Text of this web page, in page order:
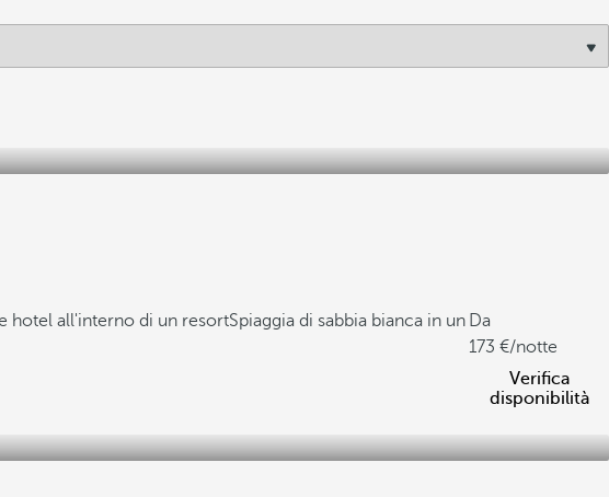
hotel all'interno di un resortSpiaggia di sabbia bianca in un Da
173
/notte
Verifica
disponibilità